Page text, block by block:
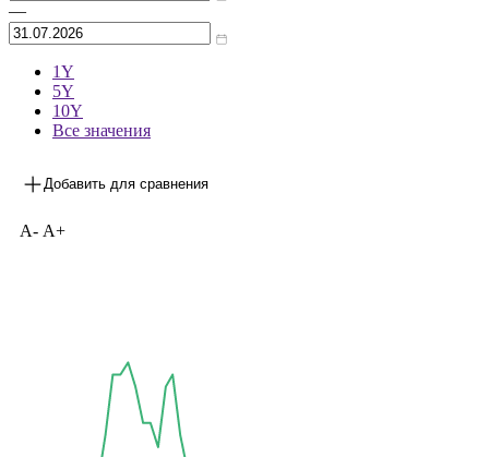
—
1Y
5Y
10Y
Все значения
Добавить для сравнения